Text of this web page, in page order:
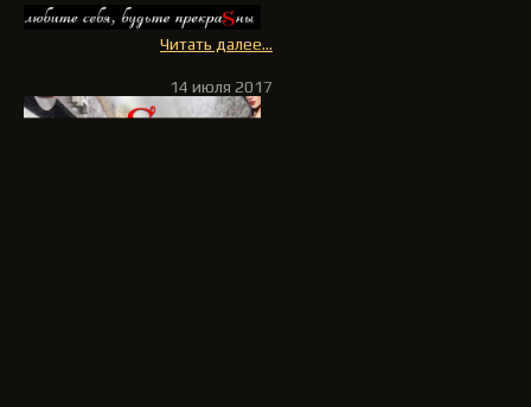
Читать далее...
14 июля 2017